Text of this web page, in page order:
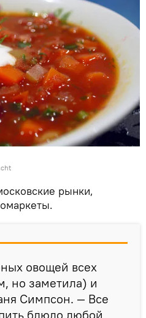
рынки,
овощей всех
но заметила) и
Симпсон. — Все
блюдо любой